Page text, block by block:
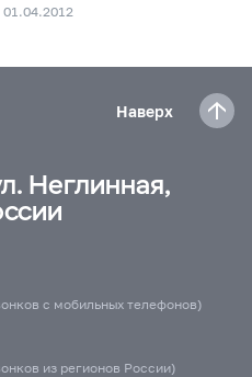
Наверх
Неглинная,
с мобильных телефонов)
из регионов России)